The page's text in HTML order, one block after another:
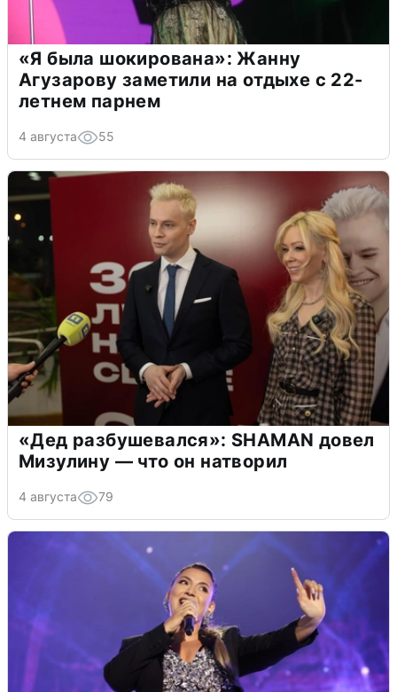
«Я была шокирована»: Жанну
Агузарову заметили на отдыхе с 22-
летнем парнем
4 августа 55
«Дед разбушевался»: SHAMAN довел
Мизулину — что он натворил
4 августа 79